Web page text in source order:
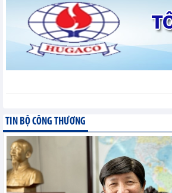
Lithuania đóng
30.000 EUR để
nền kinh tế đang
triển và các nước
phát triển nhất nâng cao năng
thương mại
WTO - Thứ hai, 10-8-2026
định sau khi vượt
bảy tuần, đồng
trên 14.000 USD, quặng sắt
trước lo ngại nguồn cung
Tin hàng hoá thế giới - Thứ hai, 10-8-2026
TIN BỘ CÔNG THƯƠNG